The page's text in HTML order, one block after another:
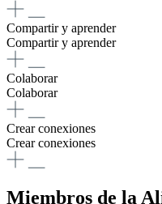
Compartir y aprender
Compartir y aprender
Colaborar
Colaborar
Crear conexiones
Crear conexiones
Miembros de la